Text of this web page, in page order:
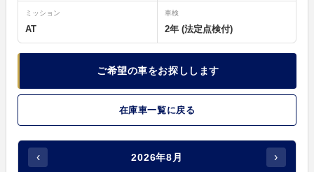
ミッション
AT
車検
2年 (法定点検付)
ご希望の車をお探しします
在庫車一覧に戻る
‹ 2026年8月 ›